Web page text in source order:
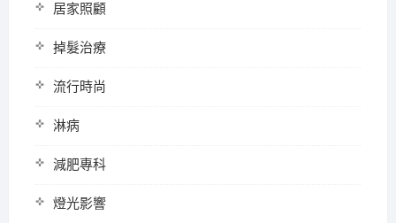
居家照顧
掉髮治療
流行時尚
淋病
減肥專科
燈光影響